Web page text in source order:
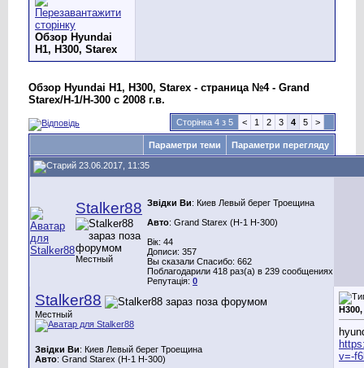
Обзор Hyundai
H1, H300, Starex
Обзор Hyundai H1, H300, Starex - страница №4 - Grand
Starex/H-1/H-300 с 2008 г.в.
Сторінка 4 з 5 < 1 2 3 4 5 >
Параметри теми Параметри перегляду
23.06.2017, 11:35
Stalker88
Местный
Звідки Ви: Киев Левый берег Троещина
Авто: Grand Starex (H-1 H-300)
Вік: 44
Дописи: 357
Вы сказали Спасибо: 662
Поблагодарили 418 раз(а) в 239 сообщениях
Репутація: 0
Stalker88
Местный
Звідки Ви: Киев Левый берег Троещина
Авто: Grand Starex (H-1 H-300)
v=-